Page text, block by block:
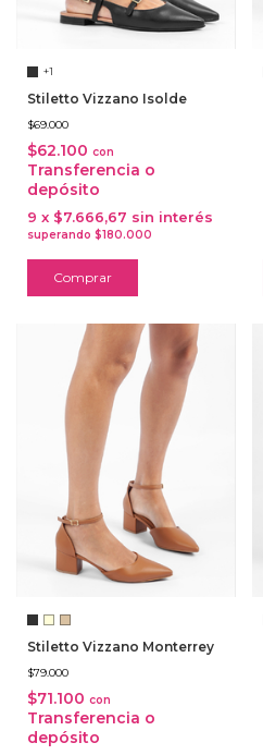
+1
Stiletto Vizzano Isolde
$69.000
$62.100 con
Transferencia o
depósito
9 x $7.666,67 sin interés
Comprar
Stiletto Vizzano Monterrey
$79.000
$71.100 con
Transferencia o
depósito